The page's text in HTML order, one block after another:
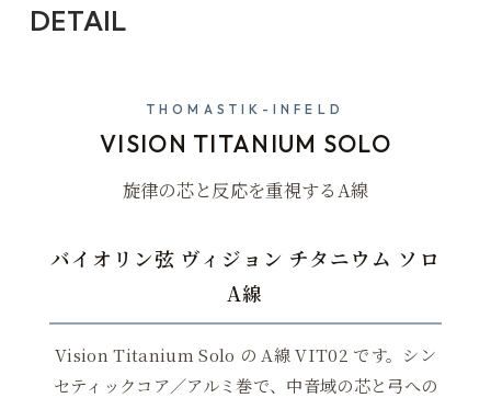
DETAIL
THOMASTIK-INFELD
VISION TITANIUM SOLO
旋律の芯と反応を重視するA線
バイオリン弦 ヴィジョン チタニウム ソロ
A線
Vision Titanium Solo の A線 VIT02 です。シン
セティックコア／アルミ巻で、中音域の芯と弓への